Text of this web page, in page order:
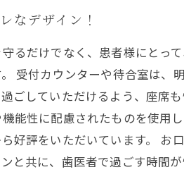
なデザイン！
るだけでなく、患者様にとっ
受付カウンターや待合室は
ごしていただけるよう、座席
能性に配慮されたものを使用
好評をいただいています。
と共に、歯医者で過ごす時間